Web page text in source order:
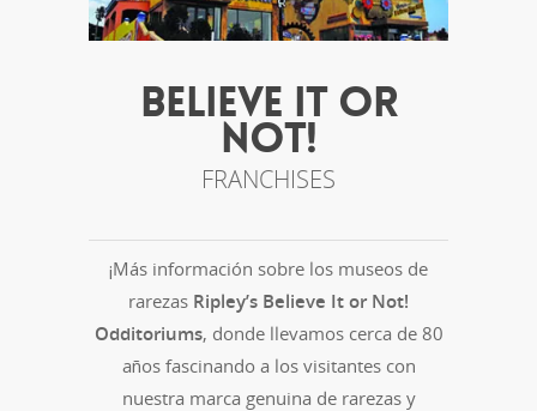
BELIEVE IT OR
NOT!
FRANCHISES
¡Más información sobre los museos de
rarezas Ripley’s Believe It or Not!
Odditoriums, donde llevamos cerca de 80
años fascinando a los visitantes con
nuestra marca genuina de rarezas y